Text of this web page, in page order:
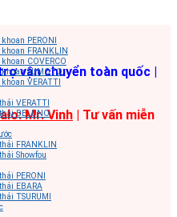
vận chuyển toàn quốc |
Mr. Vinh | Tư vấn miễn
PERONI
FRANKLIN
COVERCO
SUMOTO
VERATTI
VERATTI
BELUNO
FRANKLIN
Showfou
PERONI
EBARA
TSURUMI